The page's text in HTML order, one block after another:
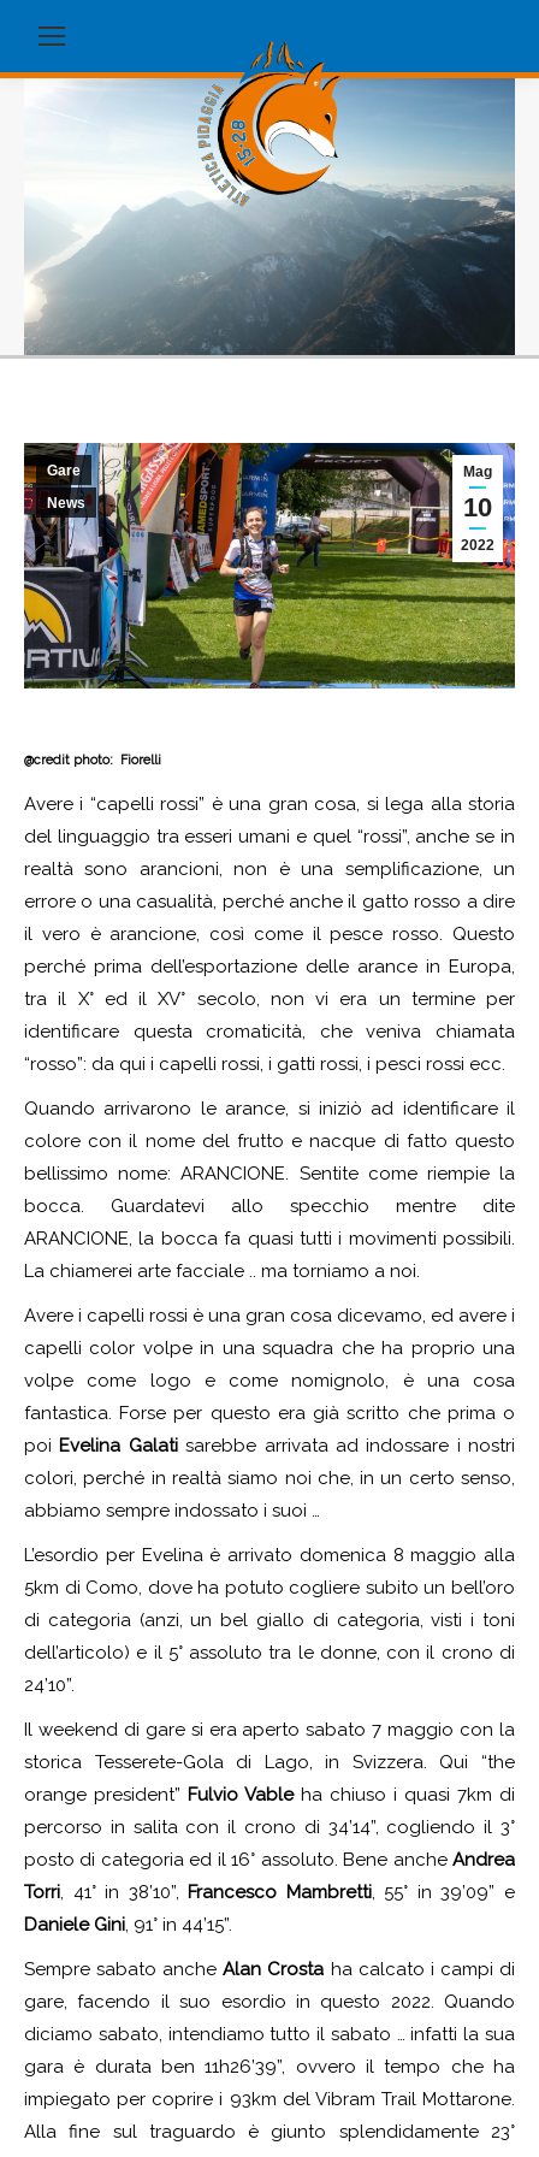
Mag
10
2022
Gare
News
@credit photo: Fiorelli
Avere i “capelli rossi” è una gran cosa, si lega alla storia
del linguaggio tra esseri umani e quel “rossi”, anche se in
realtà sono arancioni, non è una semplificazione, un
errore o una casualità, perché anche il gatto rosso a dire
il vero è arancione, così come il pesce rosso. Questo
perché prima dell’esportazione delle arance in Europa,
tra il X° ed il XV° secolo, non vi era un termine per
identificare questa cromaticità, che veniva chiamata
“rosso”: da qui i capelli rossi, i gatti rossi, i pesci rossi ecc.
Quando arrivarono le arance, si iniziò ad identificare il
colore con il nome del frutto e nacque di fatto questo
bellissimo nome: ARANCIONE. Sentite come riempie la
bocca. Guardatevi allo specchio mentre dite
ARANCIONE, la bocca fa quasi tutti i movimenti possibili.
La chiamerei arte facciale .. ma torniamo a noi.
Avere i capelli rossi è una gran cosa dicevamo, ed avere i
capelli color volpe in una squadra che ha proprio una
volpe come logo e come nomignolo, è una cosa
fantastica. Forse per questo era già scritto che prima o
poi Evelina Galatisarebbe arrivata ad indossare i nostri
colori, perché in realtà siamo noi che, in un certo senso,
abbiamo sempre indossato i suoi …
L’esordio per Evelina è arrivato domenica 8 maggio alla
5km di Como, dove ha potuto cogliere subito un bell’oro
di categoria (anzi, un bel giallo di categoria, visti i toni
dell’articolo) e il 5° assoluto tra le donne, con il crono di
24’10”.
Il weekend di gare si era aperto sabato 7 maggio con la
storica Tesserete-Gola di Lago, in Svizzera. Qui “the
orange president” Fulvio Vableha chiuso i quasi 7km di
percorso in salita con il crono di 34’14”, cogliendo il 3°
posto di categoria ed il 16° assoluto. Bene ancheAndrea
Torri, 41° in 38’10”, Francesco Mambretti, 55° in 39’09” e
Daniele Gini, 91° in 44’15”.
Sempre sabato ancheAlan Crosta ha calcato i campi di
gare, facendo il suo esordio in questo 2022. Quando
diciamo sabato, intendiamo tutto il sabato … infatti la sua
gara è durata ben 11h26’39”, ovvero il tempo che ha
impiegato per coprire i 93km del Vibram Trail Mottarone.
Alla fine sul traguardo è giunto splendidamente 23°